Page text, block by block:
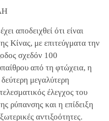
αποδειχθεί ότι είναι
Κίνας, με επιτεύγματα την
σχεδόν 100
από τη φτώχεια, η
μεγαλύτερη
έλεγχος του
ρύπανσης και η επίδειξη
αντιξοότητες.